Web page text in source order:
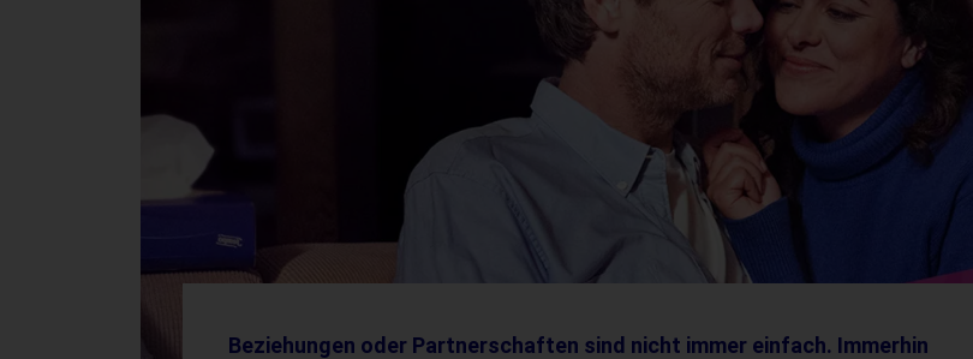
Beziehungen oder Partnerschaften sind nicht immer einfach. Immerhin